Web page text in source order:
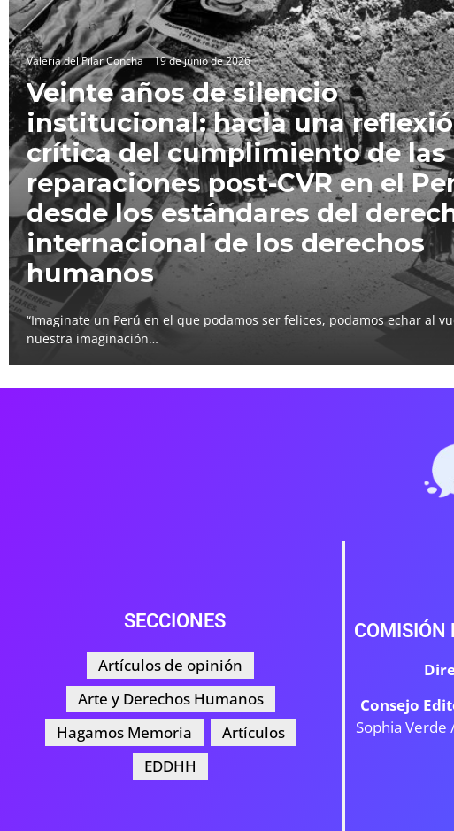
Valeria del Pilar Concha 19 de junio de 2026
Veinte años de silencio
institucional: hacia una
crítica del cumplimiento de las
reparaciones post-CVR en el
desde los estándares del
internacional de los derechos
humanos
“Imaginate un Perú en el que podamos ser felices, podamos echar al
nuestra imaginación…
SECCIONES
Artículos de opinión
Arte y Derechos Humanos
Hagamos Memoria
Artículos
EDDHH
COMISIÓN
Consejo
Sophia